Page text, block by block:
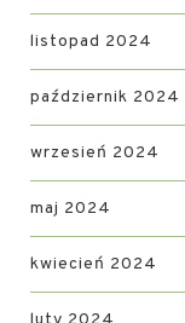
listopad 2024
październik 2024
wrzesień 2024
maj 2024
kwiecień 2024